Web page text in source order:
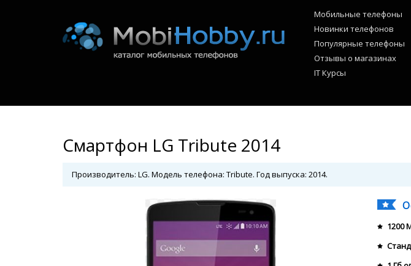
Мобильные телефоны
Новинки телефонов
Популярные телефоны
Отзывы о магазинах
IT Курсы
Смартфон LG Tribute 2014
Производитель: LG. Модель телефона: Tribute. Год выпуска: 2014.
1200